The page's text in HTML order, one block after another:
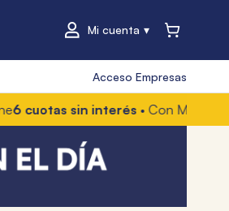
Mi cuenta
Acceso Empresas
sin interés• Con Mercado